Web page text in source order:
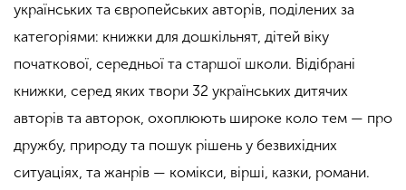
українських та європейських авторів, поділених за
категоріями: книжки для дошкільнят, дітей віку
початкової, середньої та старшої школи. Відібрані
книжки, серед яких твори 32 українських дитячих
авторів та авторок, охоплюють широке коло тем — про
дружбу, природу та пошук рішень у безвихідних
ситуаціях, та жанрів — комікси, вірші, казки, романи.